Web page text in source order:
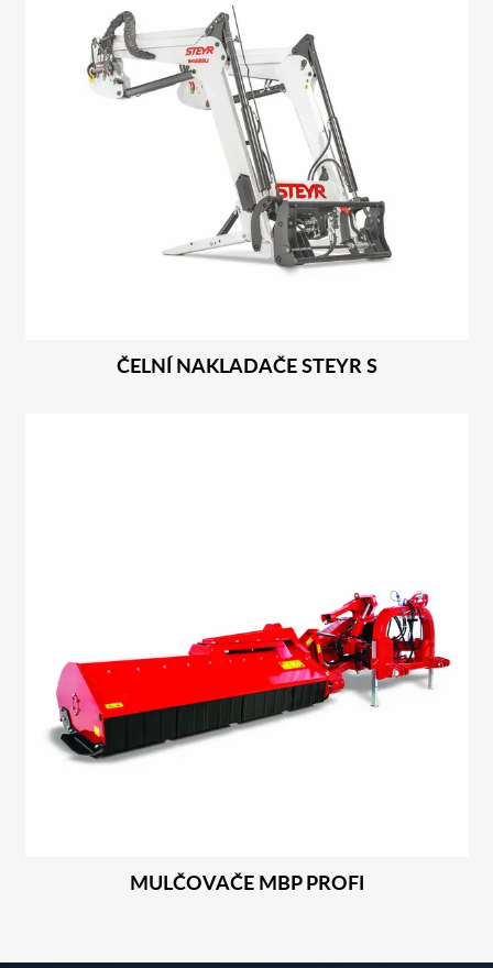
ČELNÍ NAKLADAČE STEYR S
MULČOVAČE MBP PROFI